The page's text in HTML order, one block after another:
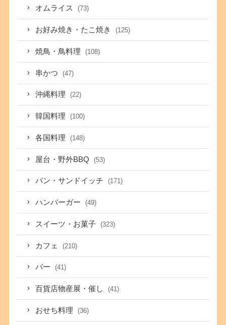
オムライス (73)
お好み焼き・たこ焼き (125)
焼鳥・鳥料理 (108)
串かつ (47)
沖縄料理 (22)
韓国料理 (100)
各国料理 (148)
屋台・野外BBQ (53)
パン・サンドイッチ (171)
ハンバーガー (49)
スイーツ・お菓子 (323)
カフェ (210)
バー (41)
百貨店物産展・催し (41)
おせち料理 (36)